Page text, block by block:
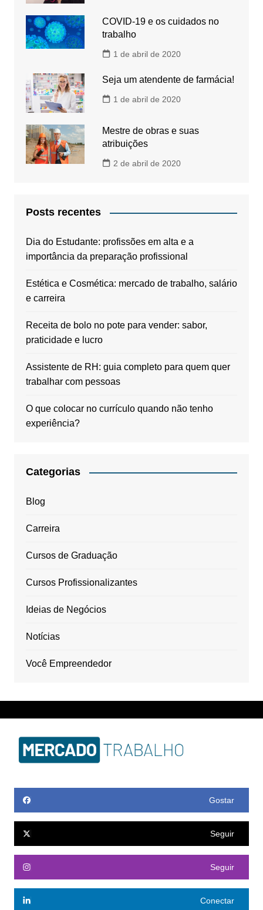
COVID-19 e os cuidados no
trabalho
1 de abril de 2020
Seja um atendente de farmácia!
1 de abril de 2020
Mestre de obras e suas
atribuições
2 de abril de 2020
Posts recentes
Dia do Estudante: profissões em alta e a
importância da preparação profissional
Estética e Cosmética: mercado de trabalho, salário
e carreira
Receita de bolo no pote para vender: sabor,
praticidade e lucro
Assistente de RH: guia completo para quem quer
trabalhar com pessoas
O que colocar no currículo quando não tenho
experiência?
Categorias
Blog
Carreira
Cursos de Graduação
Cursos Profissionalizantes
Ideias de Negócios
Notícias
Você Empreendedor
Gostar
Seguir
Seguir
Conectar